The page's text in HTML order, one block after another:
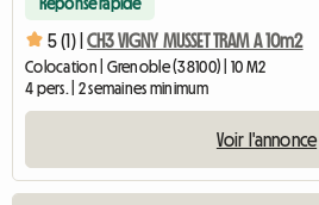
5 (1) | CH3 VIGNY MUSSET TRAM A 10m2
Colocation | Grenoble (38100) | 10 M2
4 pers. | 2 semaines minimum
Voir l'annonce